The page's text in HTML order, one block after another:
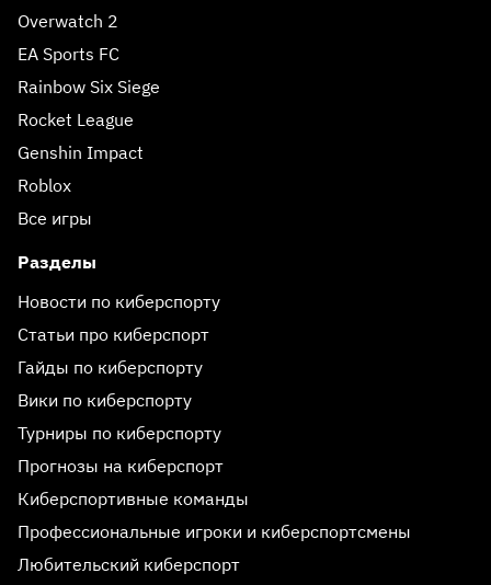
Overwatch 2
EA Sports FC
Rainbow Six Siege
Rocket League
Genshin Impact
Roblox
Все игры
Разделы
Новости по киберспорту
Статьи про киберспорт
Гайды по киберспорту
Вики по киберспорту
Турниры по киберспорту
Прогнозы на киберспорт
Киберспортивные команды
Профессиональные игроки и киберспортсмены
Любительский киберспорт